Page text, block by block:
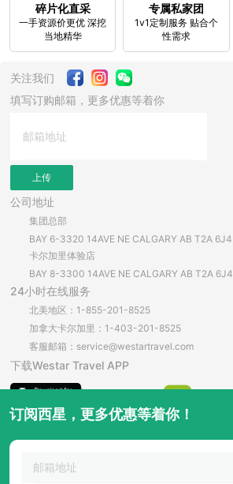
碎片化直采
一手资源价更优 深挖
当地精华
专属私家团
1v1定制服务 贴合个
性需求
关注我们
填写订购邮箱，更多优惠等着你
上传
公司地址
集团总部
BAY 6-3320 14AVE NE CALGARY AB T2A 6J4
卡尔加里体验店
BAY 8-3300 14AVE NE CALGARY AB T2A 6J4
24小时在线服务
北美地区：1-855-201-8525
加拿大卡尔加里：1-403-201-8525
客服邮箱：service@westartravel.com
下载Westar Travel APP
安卓直接下载
订阅西星，更多优惠等着你！